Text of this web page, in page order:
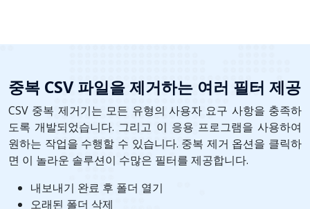
중복 CSV 파일을 제거하는 여러 필터 제공
CSV 중복 제거기는 모든 유형의 사용자 요구 사항을 충족하
도록 개발되었습니다. 그리고 이 응용 프로그램을 사용하여
원하는 작업을 수행할 수 있습니다. 중복 제거 옵션을 클릭하
면 이 놀라운 솔루션이 수많은 필터를 제공합니다.
내보내기 완료 후 폴더 열기
오래된 폴더 삭제